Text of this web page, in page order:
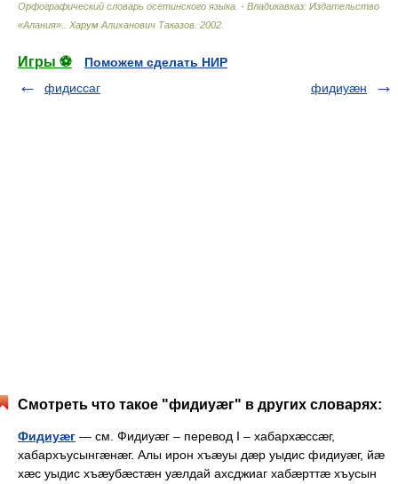
Орфографический словарь осетинского языка. - Владикавказ: Издательство
«Алания».
Харум Алиханович Таказов 2002
Игры ⚽
Поможем сделать НИР
фидиссаг
фидиуæн
Смотреть что такое "фидиуæг" в других словарях:
Фидиуæг — см. Фидиуæг – перевод I – хабархæссæг,
хабархъусынгæнæг. Алы ирон хъæуы дæр уыдис фидиуæг, йæ
хæс уыдис хъæубæстæн уæлдай ахсджиаг хабæрттæ хъусын